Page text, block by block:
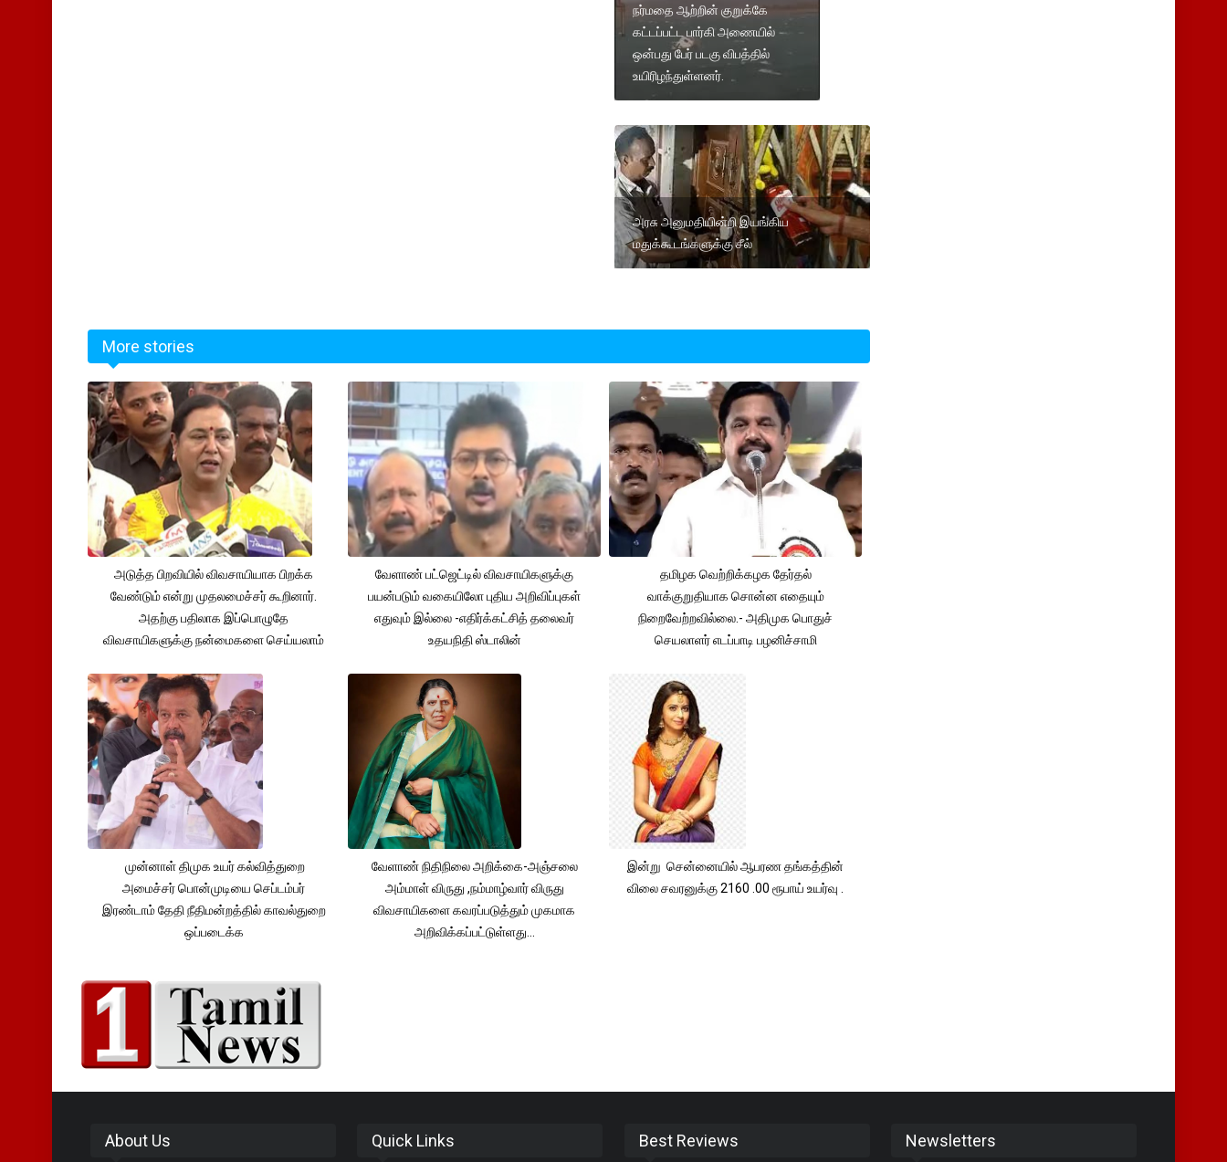
நர்மதை ஆற்றின் குறுக்கே
கட்டப்பட்ட பார்கி அணையில்
ஒன்பது பேர் படகு விபத்தில்
உயிரிழந்துள்ளனர்.
அரசு அனுமதியின்றி இயங்கிய
மதுக்கூடங்களுக்கு சீல்
More stories
அடுத்த பிறவியில் விவசாயியாக பிறக்க
வேண்டும் என்று முதலமைச்சர் கூறினார்.
அதற்கு பதிலாக இப்பொழுதே
விவசாயிகளுக்கு நன்மைகளை செய்யலாம்
வேளாண் பட்ஜெட்டில் விவசாயிகளுக்கு
பயன்படும் வகையிலோ புதிய அறிவிப்புகள்
எதுவும் இல்லை -எதிர்க்கட்சித் தலைவர்
உதயநிதி ஸ்டாலின்
தமிழக வெற்றிக்கழக தேர்தல்
வாக்குறுதியாக சொன்ன எதையும்
நிறைவேற்றவில்லை.- அதிமுக பொதுச்
செயலாளர் எடப்பாடி பழனிச்சாமி
முன்னாள் திமுக உயர் கல்வித்துறை
அமைச்சர் பொன்முடியை செப்டம்பர்
இரண்டாம் தேதி நீதிமன்றத்தில் காவல்துறை
ஒப்படைக்க
வேளாண் நிதிநிலை அறிக்கை-அஞ்சலை
அம்மாள் விருது ,நம்மாழ்வார் விருது
விவசாயிகளை கவரப்படுத்தும் முகமாக
அறிவிக்கப்பட்டுள்ளது...
இன்று சென்னையில் ஆபரண தங்கத்தின்
விலை சவரனுக்கு 2160 .00 ரூபாய் உயர்வு .
About Us Quick Links Best Reviews Newsletters